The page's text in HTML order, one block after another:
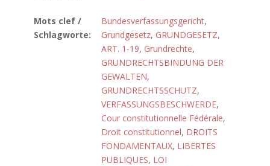
Mots clef /
Schlagworte:
Bundesverfassungsgericht,
Grundgesetz, GRUNDGESETZ,
ART. 1-19, Grundrechte,
GRUNDRECHTSBINDUNG DER
GEWALTEN,
GRUNDRECHTSSCHUTZ,
VERFASSUNGSBESCHWERDE,
Cour constitutionnelle Fédérale,
Droit constitutionnel, DROITS
FONDAMENTAUX, LIBERTES
PUBLIQUES, LOI